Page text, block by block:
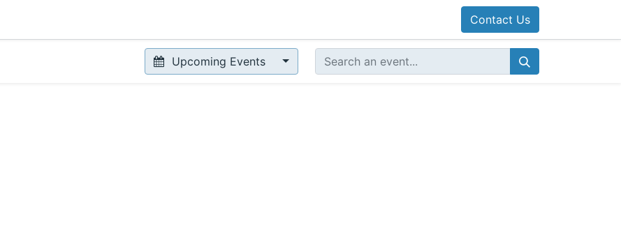
Contact Us
Upcoming Events